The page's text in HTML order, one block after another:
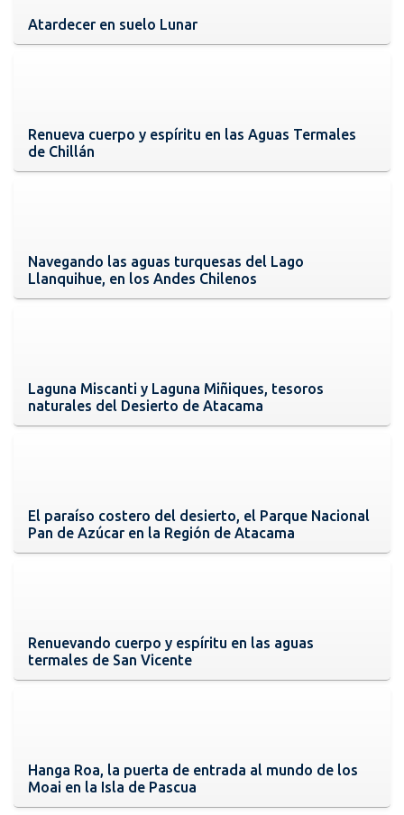
Atardecer en suelo Lunar
Renueva cuerpo y espíritu en las Aguas Termales
de Chillán
Navegando las aguas turquesas del Lago
Llanquihue, en los Andes Chilenos
Laguna Miscanti y Laguna Miñiques, tesoros
naturales del Desierto de Atacama
El paraíso costero del desierto, el Parque Nacional
Pan de Azúcar en la Región de Atacama
Renuevando cuerpo y espíritu en las aguas
termales de San Vicente
Hanga Roa, la puerta de entrada al mundo de los
Moai en la Isla de Pascua